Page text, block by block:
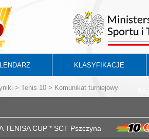
KLASYFIKACJE
> Tenis 10 > Komunikat turniejowy
TENISA CUP * SCT Pszczyna